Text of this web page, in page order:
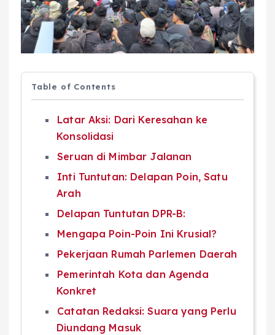
Table of Contents
Latar Aksi: Dari Keresahan ke
Konsolidasi
Seruan di Mimbar Jalanan
Inti Tuntutan: Delapan Poin, Satu
Arah
Delapan Tuntutan DPR-B:
Mengapa Poin-Poin Ini Krusial?
Pekerjaan Rumah Parlemen Daerah
Pemerintah Kota dan Agenda
Konkret
Catatan Redaksi: Suara yang Perlu
Diundang Masuk